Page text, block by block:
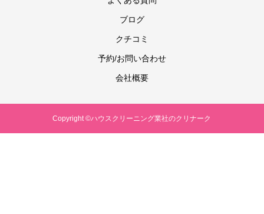
ブログ
クチコミ
予約/お問い合わせ
会社概要
Copyright ©ハウスクリーニング業社のクリナーク